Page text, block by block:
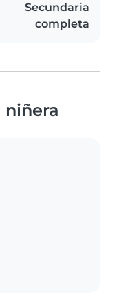
Secundaria
completa
niñera